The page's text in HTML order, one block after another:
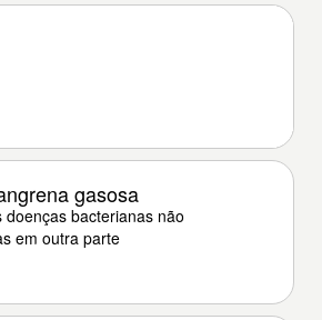
gasosa
doenças bacterianas não
em outra parte